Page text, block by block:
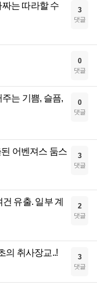
는 따라할 수
3
댓글
0
댓글
는 기쁨, 슬픔,
0
댓글
어벤져스 둠스
3
댓글
유출. 일부 계
2
댓글
의 취사장교..! 3
댓글